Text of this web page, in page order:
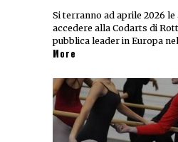
Si terranno ad aprile 2026 le
accedere alla Codarts di
pubblica leader in Europa
More